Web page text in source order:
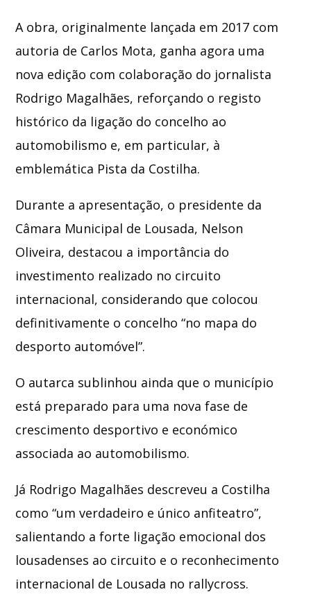
A obra, originalmente lançada em 2017 com
autoria de Carlos Mota, ganha agora uma
nova edição com colaboração do jornalista
Rodrigo Magalhães, reforçando o registo
histórico da ligação do concelho ao
automobilismo e, em particular, à
emblemática Pista da Costilha.
Durante a apresentação, o presidente da
Câmara Municipal de Lousada, Nelson
Oliveira, destacou a importância do
investimento realizado no circuito
internacional, considerando que colocou
definitivamente o concelho “no mapa do
desporto automóvel”.
O autarca sublinhou ainda que o município
está preparado para uma nova fase de
crescimento desportivo e económico
associada ao automobilismo.
Já Rodrigo Magalhães descreveu a Costilha
como “um verdadeiro e único anfiteatro”,
salientando a forte ligação emocional dos
lousadenses ao circuito e o reconhecimento
internacional de Lousada no rallycross.